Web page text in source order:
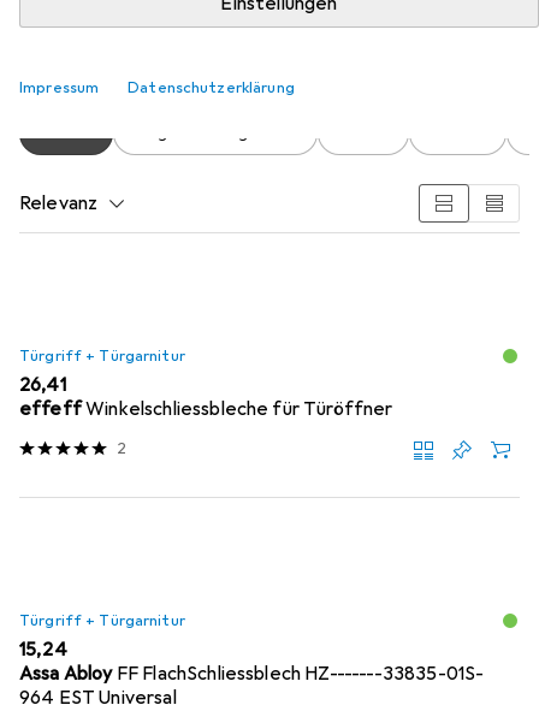
Impressum Datenschutzerklärung
118 E FaFix mit Radiusfalle aus den Kategorien Türgriff +
Relevanz
Türgriff + Türgarnitur
EUR
26,41
effeffWinkelschliessbleche für Türöffner
2
Türgriff + Türgarnitur
EUR
15,24
Assa Abloy FF FlachSchliessblech HZ-------33835-01S-
964 EST Universal